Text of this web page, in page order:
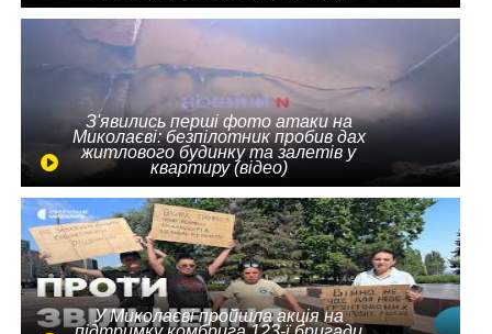
З'явились перші фото атаки на
Миколаєві: безпілотник пробив дах
житлового будинку та залетів у
квартиру (відео)
У Миколаєві пройшла акція на